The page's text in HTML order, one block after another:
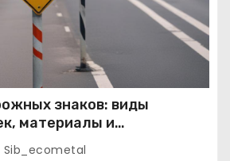
знаков: виды
материалы и
Sib_ecometal